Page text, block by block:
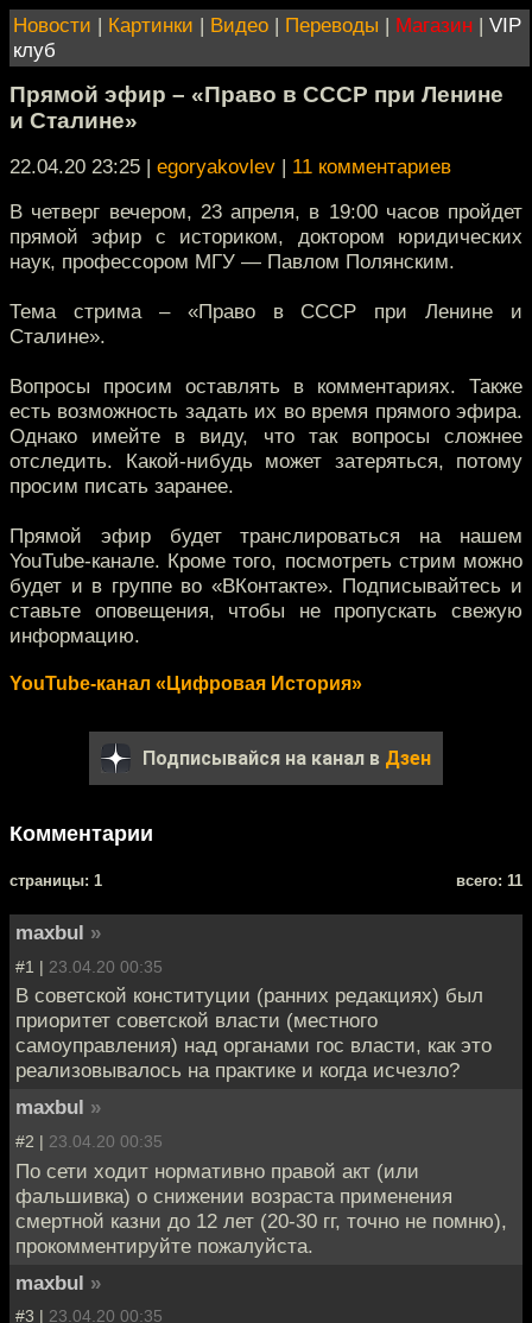
Новости | Картинки | Видео | Переводы | Магазин | VIP
клуб
Прямой эфир – «Право в СССР при Ленине
и Сталине»
22.04.20 23:25 | egoryakovlev | 11 комментариев
В четверг вечером, 23 апреля, в 19:00 часов пройдет
прямой эфир с историком, доктором юридических
наук, профессором МГУ — Павлом Полянским.
Тема стрима – «Право в СССР при Ленине и
Сталине».
Вопросы просим оставлять в комментариях. Также
есть возможность задать их во время прямого эфира.
Однако имейте в виду, что так вопросы сложнее
отследить. Какой-нибудь может затеряться, потому
просим писать заранее.
Прямой эфир будет транслироваться на нашем
YouTube-каналe. Кроме того, посмотреть стрим можно
будет и в группе во «ВКонтакте». Подписывайтесь и
ставьте оповещения, чтобы не пропускать свежую
информацию.
YouTube-канал «Цифровая История»
Подписывайся на канал в Дзен
Комментарии
cтраницы: 1 всего: 11
maxbul »
#1 | 23.04.20 00:35
В советской конституции (ранних редакциях) был
приоритет советской власти (местного
самоуправления) над органами гос власти, как это
реализовывалось на практике и когда исчезло?
maxbul »
#2 | 23.04.20 00:35
По сети ходит нормативно правой акт (или
фальшивка) о снижении возраста применения
смертной казни до 12 лет (20-30 гг, точно не помню),
прокомментируйте пожалуйста.
maxbul »
#3 | 23.04.20 00:35